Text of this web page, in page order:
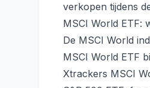
verkopen tijdens
MSCI World ETF:
De MSCI World
MSCI World ETF
Xtrackers MSCI